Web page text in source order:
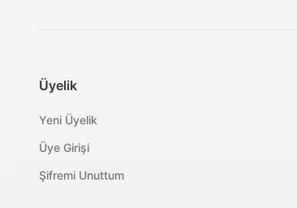
Üyelik
Yeni Üyelik
Üye Girişi
Şifremi Unuttum